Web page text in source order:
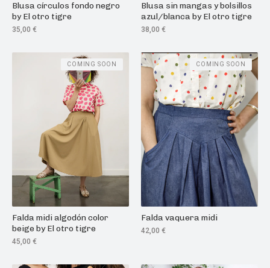
Blusa círculos fondo negro
by El otro tigre
35,00 €
Blusa sin mangas y bolsillos
azul/blanca by El otro tigre
38,00 €
Falda midi algodón color
beige by El otro tigre
45,00 €
COMING SOON
Falda vaquera midi
42,00 €
COMING SOON